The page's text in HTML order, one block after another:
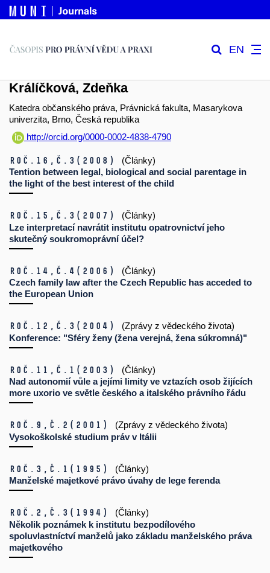
EN
Králíčková, Zdeňka
Katedra občanského práva, Právnická fakulta, Masarykova
univerzita, Brno, Česká republika
http://orcid.org/0000-0002-4838-4790
Roč.16, č.3 (2008)
(Články)
Tention between legal, biological and social parentage in
the light of the best interest of the child
Roč.15, č.3 (2007)
(Články)
Lze interpretací navrátit institutu opatrovnictví jeho
skutečný soukromoprávní účel?
Roč.14, č.4 (2006)
(Články)
Czech family law after the Czech Republic has acceded to
the European Union
Roč.12, č.3 (2004)
(Zprávy z vědeckého života)
Konference: "Sféry ženy (žena verejná, žena súkromná)"
Roč.11, č.1 (2003)
(Články)
Nad autonomií vůle a jejími limity ve vztazích osob žijících
more uxorio ve světle českého a italského právního řádu
Roč.9, č.2 (2001)
(Zprávy z vědeckého života)
Vysokoškolské studium práv v Itálii
Roč.3, č.1 (1995)
(Články)
Manželské majetkové právo úvahy de lege ferenda
Roč.2, č.3 (1994)
(Články)
Několik poznámek k institutu bezpodílového
spoluvlastníctví manželů jako základu manželského práva
majetkového